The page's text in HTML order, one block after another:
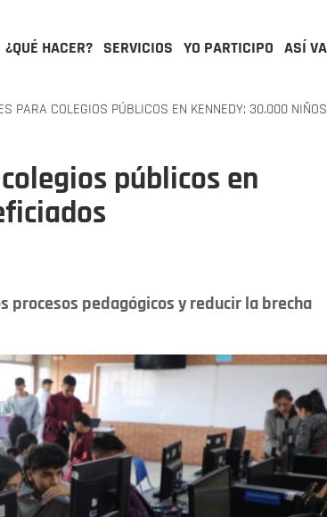
¿QUÉ HACER? SERVICIOS YO PARTICIPO ASÍ
PARA COLEGIOS PÚBLICOS EN KENNEDY: 30.000
públicos en
procesos pedagógicos y reducir la brecha